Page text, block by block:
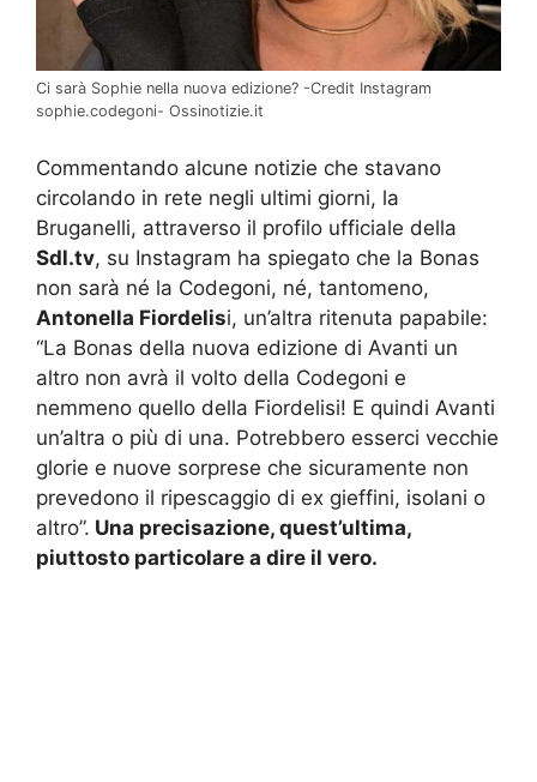
Ci sarà Sophie nella nuova edizione? -Credit Instagram
sophie.codegoni- Ossinotizie.it
Commentando alcune notizie che stavano
circolando in rete negli ultimi giorni, la
Bruganelli, attraverso il profilo ufficiale della
Sdl.tv, su Instagram ha spiegato che la Bonas
non sarà né la Codegoni, né, tantomeno,
Antonella Fiordelisi, un’altra ritenuta papabile:
“La Bonas della nuova edizione di Avanti un
altro non avrà il volto della Codegoni e
nemmeno quello della Fiordelisi! E quindi Avanti
un’altra o più di una. Potrebbero esserci vecchie
glorie e nuove sorprese che sicuramente non
prevedono il ripescaggio di ex gieffini, isolani o
altro”. Una precisazione, quest’ultima,
piuttosto particolare a dire il vero.